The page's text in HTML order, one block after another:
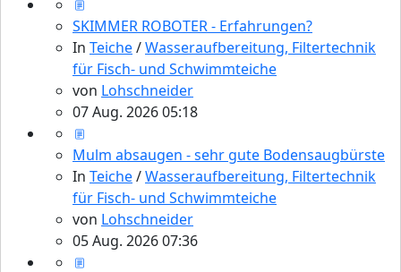
SKIMMER ROBOTER - Erfahrungen?
In Teiche/Wasseraufbereitung, Filtertechnik
für Fisch- und Schwimmteiche
von Lohschneider
07 Aug. 2026 05:18
Mulm absaugen - sehr gute Bodensaugbürste
In Teiche/Wasseraufbereitung, Filtertechnik
für Fisch- und Schwimmteiche
von Lohschneider
05 Aug. 2026 07:36